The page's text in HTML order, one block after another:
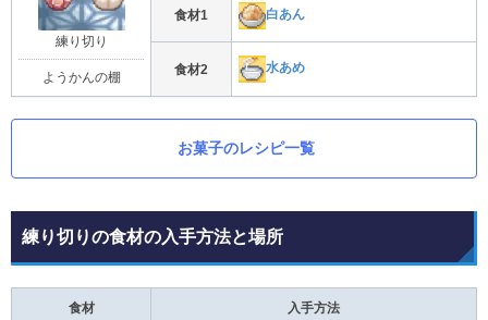
練り切り
ようかんの棚
食材1 白あん
食材2 水あめ
お菓子のレシピ一覧
練り切りの食材の入手方法と場所
食材 入手方法